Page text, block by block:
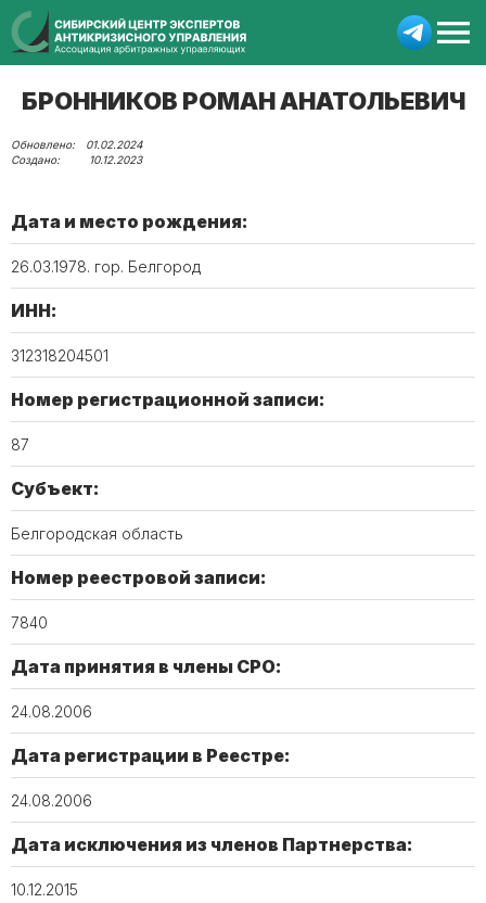
БРОННИКОВ РОМАН АНАТОЛЬЕВИЧ
01.02.2024
10.12.2023
Дата и место рождения:
26.03.1978. гор. Белгород
ИНН:
312318204501
Номер регистрационной записи:
87
Субъект:
Белгородская область
Номер реестровой записи:
7840
Дата принятия в члены СРО:
24.08.2006
Дата регистрации в Реестре:
24.08.2006
Дата исключения из членов Партнерства:
10.12.2015